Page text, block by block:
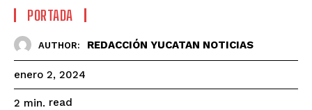
PORTADA
AUTHOR: REDACCIÓN YUCATAN NOTICIAS
enero 2, 2024
2 min. read